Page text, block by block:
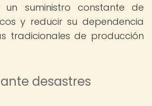
un suministro constante de
y reducir su dependencia
tradicionales de producción
desastres